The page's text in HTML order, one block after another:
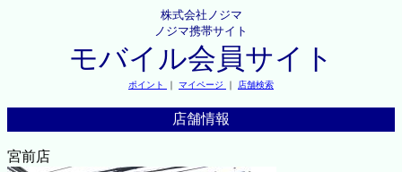
株式会社ノジマ
ノジマ携帯サイト
モバイル会員サイト
ポイント ｜ マイページ ｜ 店舗検索
店舗情報
宮前店